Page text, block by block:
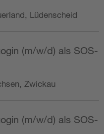
Lüdenscheid
(m/w/d) als SOS-
Zwickau
(m/w/d) als SOS-